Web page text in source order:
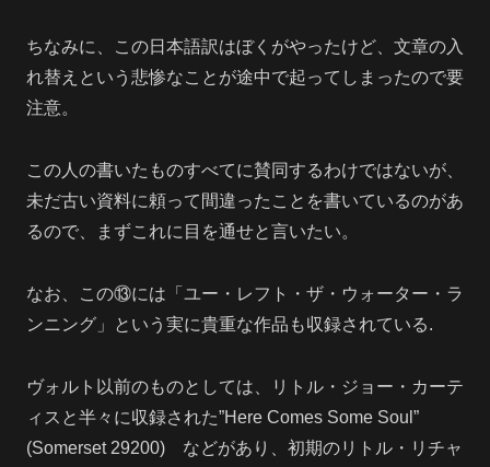
ちなみに、この日本語訳はぼくがやったけど、文章の入
れ替えという悲惨なことが途中で起ってしまったので要
注意。
この人の書いたものすべてに賛同するわけではないが、
未だ古い資料に頼って間違ったことを書いているのがあ
るので、まずこれに目を通せと言いたい。
なお、この⑬には「ユー・レフト・ザ・ウォーター・ラ
ンニング」という実に貴重な作品も収録されている.
ヴォルト以前のものとしては、リトル・ジョー・カーテ
ィスと半々に収録された”Here Comes Some Soul”
(Somerset 29200) などがあり、初期のリトル・リチャ